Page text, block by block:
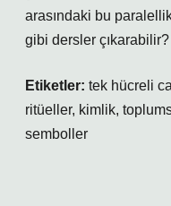
arasındaki bu
gibi dersler çıkarabilir?
Etiketler: tek hücreli
ritüeller, kimlik,
semboller